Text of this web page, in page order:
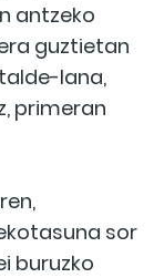
antzeko
guztietan
lana,
primeran
sor
buruzko